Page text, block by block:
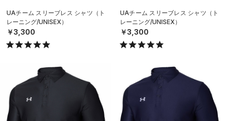
UAチーム スリーブレス シャツ（ト
レーニング/UNISEX）
￥3,300
UAチーム スリーブレス シャツ（ト
レーニング/UNISEX）
￥3,300